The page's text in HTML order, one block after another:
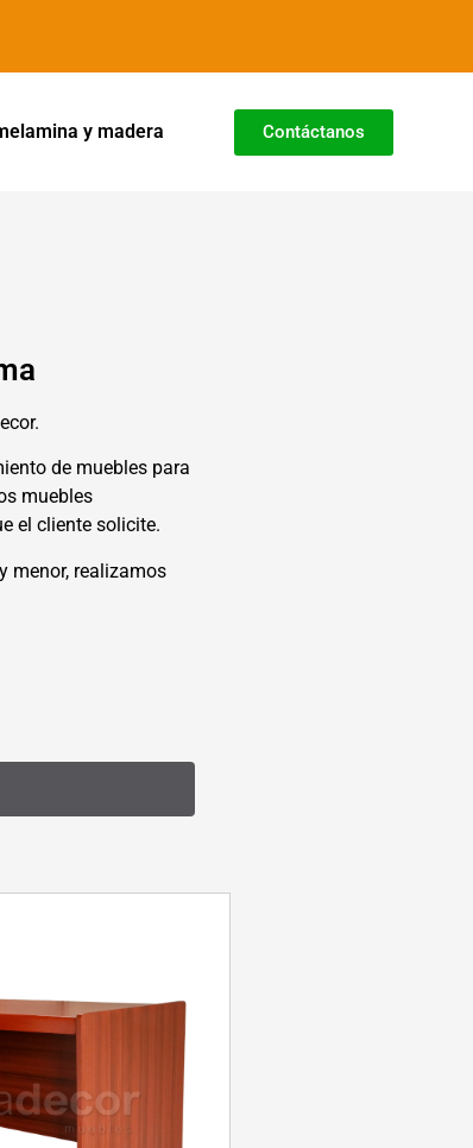
y madera Contáctanos
de muebles para
muebles
el cliente solicite.
menor, realizamos